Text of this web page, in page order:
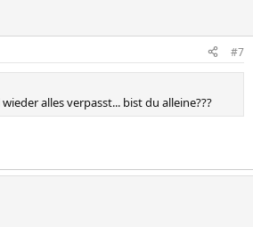
#7
alles verpasst... bist du alleine???